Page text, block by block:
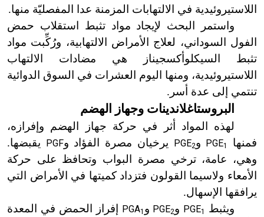
اللاستيروئيدية في الالتهابات المزمنة عدا المفصليّة منها.
واستمر البحث لإيجاد مواد تثبط استقلاب حمض
الفول السوداني، لعلاج الأمراض الالتهابية، ورُكِّبت مواد
تثبط السيكلوأكسجيناز هي مضادات الالتهاب
اللاستيروئيدية، ومنها اليوم العشرات في السوق الدوائية
تنتمي إلى عدة أسر.
البروستاغلاندينات وجهاز الهضم
لهذه المواد أثر في حركة جهاز الهضم وإفرازه،
فمنها
PGE1 و PGE2 يرخيان مصرة الفؤاد وPGF
يقبضها.
وهي، عامة، ترخي مصرة البواب وتحافظ على حركة
الأمعاء ولاسيما القولون فتزداد كميتها في الأمراض التي
يرافقها الإسهال.
ويثبط
PGE1 و PGE2 و PGA1
إفراز الحمض في المعدة